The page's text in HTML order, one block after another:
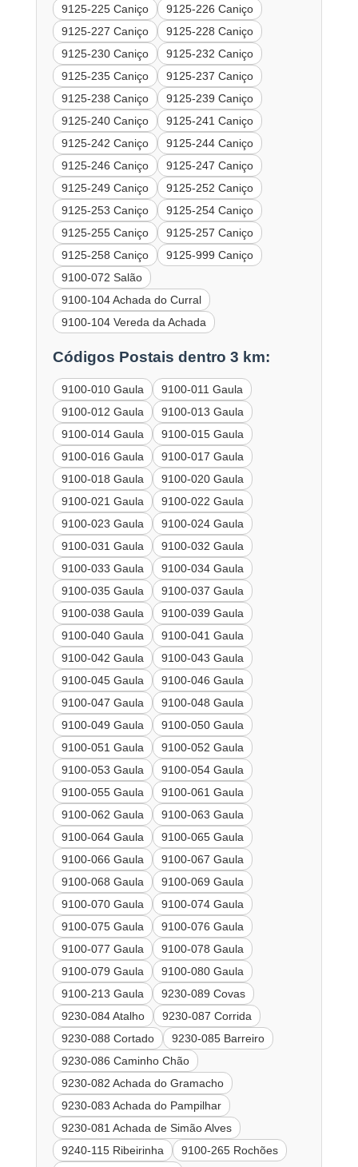
9125-225 Caniço
9125-226 Caniço
9125-227 Caniço
9125-228 Caniço
9125-230 Caniço
9125-232 Caniço
9125-235 Caniço
9125-237 Caniço
9125-238 Caniço
9125-239 Caniço
9125-240 Caniço
9125-241 Caniço
9125-242 Caniço
9125-244 Caniço
9125-246 Caniço
9125-247 Caniço
9125-249 Caniço
9125-252 Caniço
9125-253 Caniço
9125-254 Caniço
9125-255 Caniço
9125-257 Caniço
9125-258 Caniço
9125-999 Caniço
9100-072 Salão
9100-104 Achada do Curral
9100-104 Vereda da Achada
Códigos Postais dentro 3 km:
9100-010 Gaula
9100-011 Gaula
9100-012 Gaula
9100-013 Gaula
9100-014 Gaula
9100-015 Gaula
9100-016 Gaula
9100-017 Gaula
9100-018 Gaula
9100-020 Gaula
9100-021 Gaula
9100-022 Gaula
9100-023 Gaula
9100-024 Gaula
9100-031 Gaula
9100-032 Gaula
9100-033 Gaula
9100-034 Gaula
9100-035 Gaula
9100-037 Gaula
9100-038 Gaula
9100-039 Gaula
9100-040 Gaula
9100-041 Gaula
9100-042 Gaula
9100-043 Gaula
9100-045 Gaula
9100-046 Gaula
9100-047 Gaula
9100-048 Gaula
9100-049 Gaula
9100-050 Gaula
9100-051 Gaula
9100-052 Gaula
9100-053 Gaula
9100-054 Gaula
9100-055 Gaula
9100-061 Gaula
9100-062 Gaula
9100-063 Gaula
9100-064 Gaula
9100-065 Gaula
9100-066 Gaula
9100-067 Gaula
9100-068 Gaula
9100-069 Gaula
9100-070 Gaula
9100-074 Gaula
9100-075 Gaula
9100-076 Gaula
9100-077 Gaula
9100-078 Gaula
9100-079 Gaula
9100-080 Gaula
9100-213 Gaula
9230-089 Covas
9230-084 Atalho
9230-087 Corrida
9230-088 Cortado
9230-085 Barreiro
9230-086 Caminho Chão
9230-082 Achada do Gramacho
9230-083 Achada do Pampilhar
9230-081 Achada de Simão Alves
9240-115 Ribeirinha
9100-265 Rochões